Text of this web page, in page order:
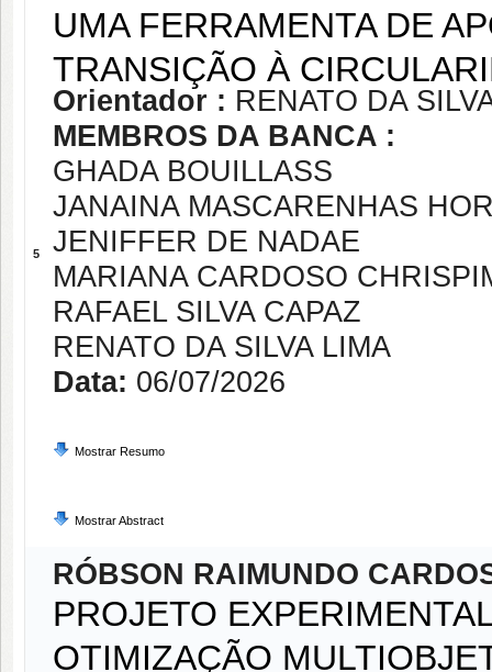
5
UMA FERRAMENTA DE
TRANSIÇÃO À
Orientador : RENATO DA
MEMBROS DA BANCA :
GHADA BOUILLASS
JANAINA MASCARENHAS
JENIFFER DE NADAE
MARIANA CARDOSO
RAFAEL SILVA CAPAZ
RENATO DA SILVA LIMA
Data: 06/07/2026
Mostrar Resumo
Mostrar Abstract
RÓBSON RAIMUNDO
PROJETO
OTIMIZAÇÃO